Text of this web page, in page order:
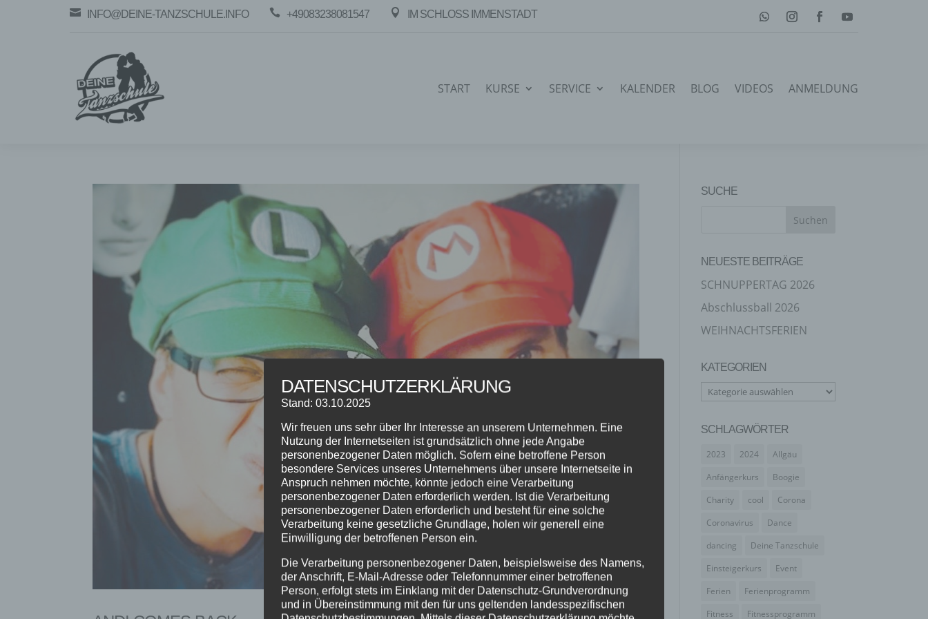
 INFO@DEINE-TANZSCHULE.INFO  +49083238081547  IM SCHLOSS IMMENSTADT
START KURSE SERVICE KALENDER BLOG VIDEOS ANMELDUNG
SUCHE
NEUESTE BEITRÄGE
SCHNUPPERTAG 2026
Abschlussball 2026
WEIHNACHTSFERIEN
KATEGORIEN
Kategorien
SCHLAGWÖRTER
2023 2024
Allgäu
Anfängerkurs
Boogie
Charity
cool
Corona
Coronavirus
Dance
dancing
Deine Tanzschule
Einsteigerkurs
Event
Ferien
Ferienprogramm
Fitness
Fitnessprogramm
DATENSCHUTZERKLÄRUNG
Stand: 03.10.2025
Wir freuen uns sehr über Ihr Interesse an unserem Unternehmen. Eine
Nutzung der Internetseiten ist grundsätzlich ohne jede Angabe
personenbezogener Daten möglich. Sofern eine betroffene Person
besondere Services unseres Unternehmens über unsere Internetseite in
Anspruch nehmen möchte, könnte jedoch eine Verarbeitung
personenbezogener Daten erforderlich werden. Ist die Verarbeitung
personenbezogener Daten erforderlich und besteht für eine solche
Verarbeitung keine gesetzliche Grundlage, holen wir generell eine
Einwilligung der betroffenen Person ein.
Die Verarbeitung personenbezogener Daten, beispielsweise des Namens,
der Anschrift, E-Mail-Adresse oder Telefonnummer einer betroffenen
Person, erfolgt stets im Einklang mit der Datenschutz-Grundverordnung
und in Übereinstimmung mit den für uns geltenden landesspezifischen